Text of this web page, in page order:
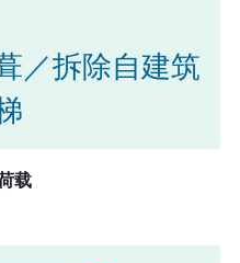
／拆除自建筑
载